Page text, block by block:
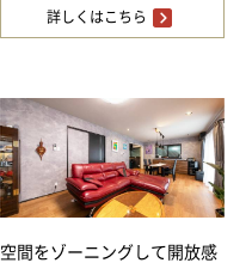
詳しくはこちら
空間をゾーニングして開放感